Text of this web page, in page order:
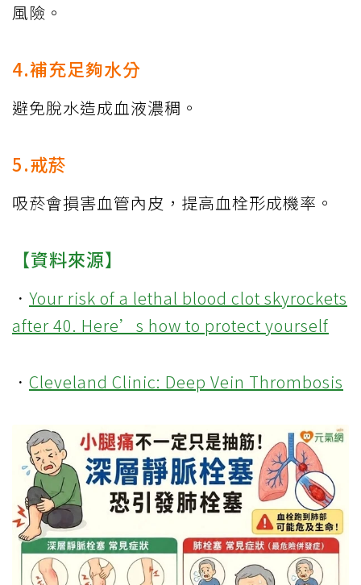
風險。
4.補充足夠水分
避免脫水造成血液濃稠。
5.戒菸
吸菸會損害血管內皮，提高血栓形成機率。
【資料來源】
． Your risk of a lethal blood clot skyrockets
after 40. Here’s how to protect yourself
． Cleveland Clinic: Deep Vein Thrombosis